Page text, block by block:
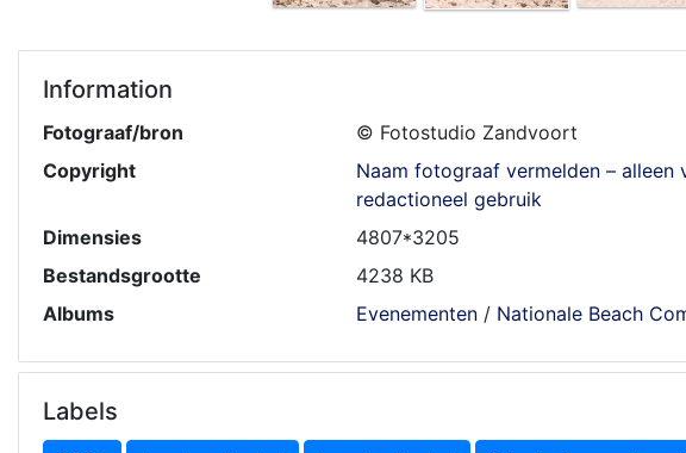
Information
Fotograaf/bron
© Fotostudio Zandvoort
Copyright
Naam fotograaf vermelden – alleen
redactioneel gebruik
Dimensies
4807*3205
Bestandsgrootte
4238 KB
Albums
Evenementen/ Nationale Beach
Labels